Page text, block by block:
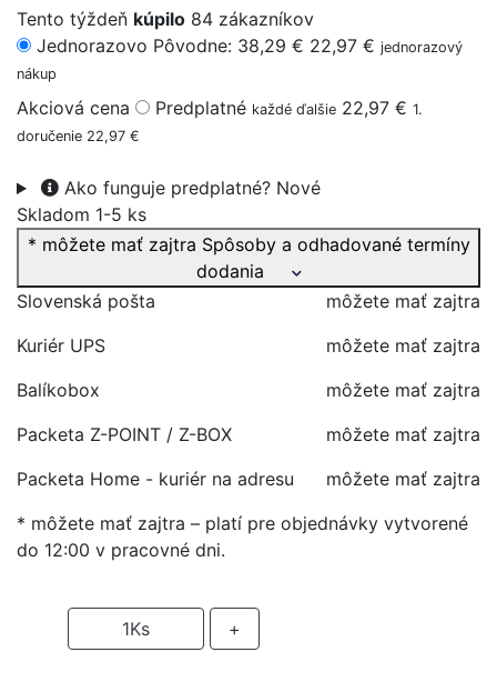
Tento týždeň kúpilo 84 zákazníkov
Jednorazovo Pôvodne: 38,29 € 22,97 € jednorazový
nákup
Akciová cena Predplatné každé ďalšie 22,97 € 1.
doručenie 22,97 €
Ako funguje predplatné? Nové
Skladom 1-5 ks
* môžete mať zajtra Spôsoby a odhadované termíny
dodania
Slovenská pošta
môžete mať zajtra
Kuriér UPS
môžete mať zajtra
Balíkobox
môžete mať zajtra
Packeta Z-POINT / Z-BOX
môžete mať zajtra
Packeta Home - kuriér na adresu
môžete mať zajtra
* môžete mať zajtra – platí pre objednávky vytvorené
do 12:00 v pracovné dni.
1Ks +